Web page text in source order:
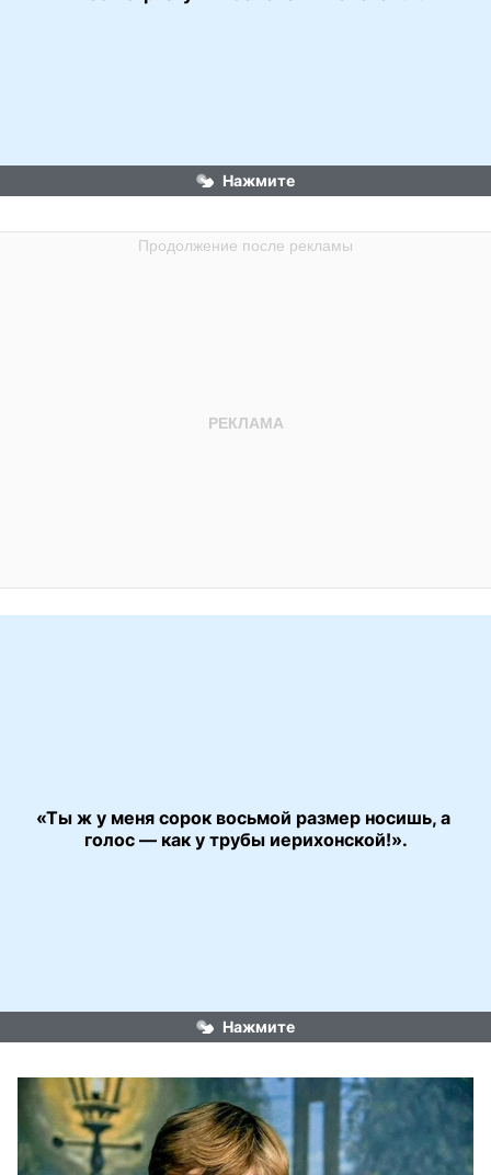
Нажмите
«Ты ж у меня сорок восьмой размер носишь, а
голос — как у трубы иерихонской!».
Нажмите
«Карнавал»